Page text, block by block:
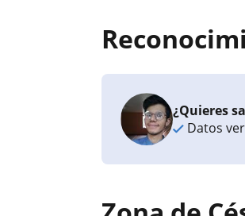
¿Quieres
Datos